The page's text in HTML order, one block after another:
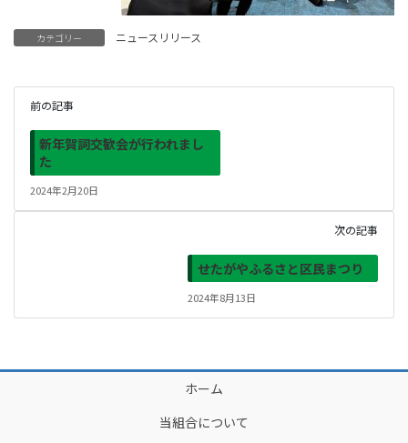
カテゴリー ニュースリリース
前の記事
新年賀詞交歓会が行われまし
た
2024年2月20日
次の記事
せたがやふるさと区民まつり
2024年8月13日
ホーム
当組合について